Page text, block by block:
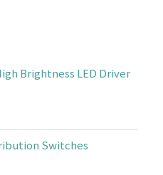
Brightness LED Driver
Switches